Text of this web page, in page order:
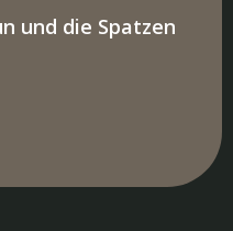
und die Spatzen